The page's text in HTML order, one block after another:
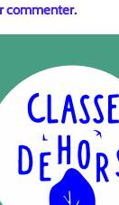
commenter.